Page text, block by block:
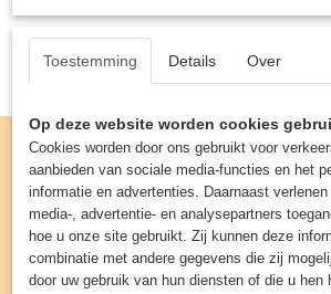
Inloggen Registreren
Toestemming Details Over
Op deze website worden cookies
Cookies worden door ons gebruikt voor
aanbieden van sociale media-functies en het
informatie en advertenties. Daarnaast
media-, advertentie- en analysepartners
hoe u onze site gebruikt. Zij kunnen deze
combinatie met andere gegevens die zij
door uw gebruik van hun diensten of die u hen